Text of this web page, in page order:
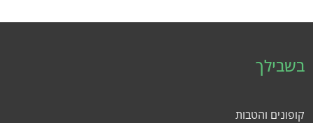
בשבילך
קופונים והטבות